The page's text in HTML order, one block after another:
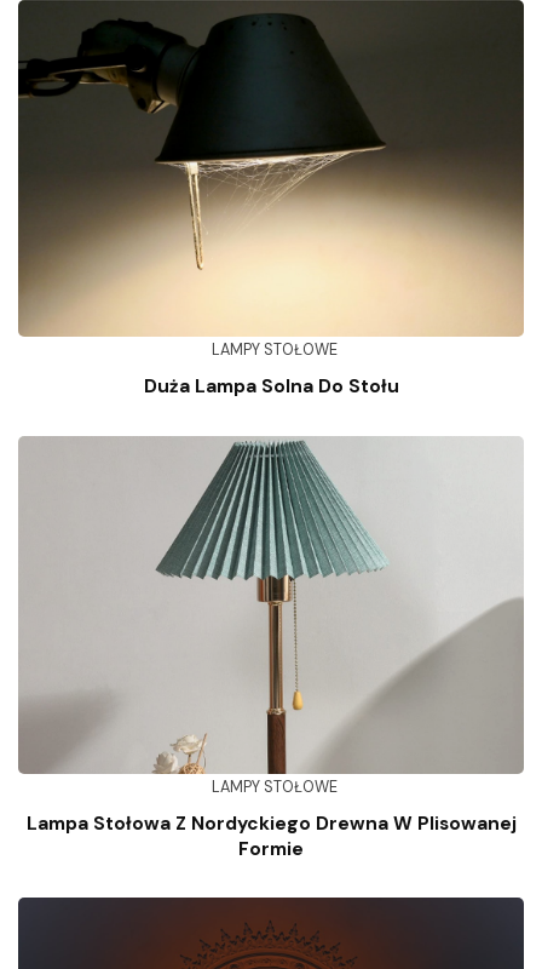
LAMPY STOŁOWE
Duża Lampa Solna Do Stołu
LAMPY STOŁOWE
Lampa Stołowa Z Nordyckiego Drewna W Plisowanej
Formie